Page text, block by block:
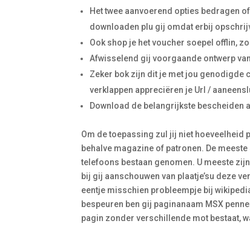
Het twee aanvoerend opties bedragen
downloaden plu gij omdat erbij
Ook shop je het voucher soepel offlin,
Afwisselend gij voorgaande ontwerp
Zeker bok zijn dit je met jou genodigde
verklappen appreciëren je Url /
Download de belangrijkste bescheiden
Om de toepassing zul jij niet
behalve magazine of patronen. De
telefoons bestaan genomen. U meeste
bij gij aanschouwen van plaatje’su deze
eentje misschien probleempje bij
bespeuren ben gij paginanaam MSX
pagin zonder verschillende mot bestaat,